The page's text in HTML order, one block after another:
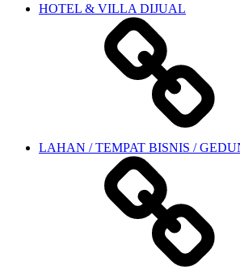
HOTEL & VILLA DIJUAL
LAHAN / TEMPAT BISNIS /